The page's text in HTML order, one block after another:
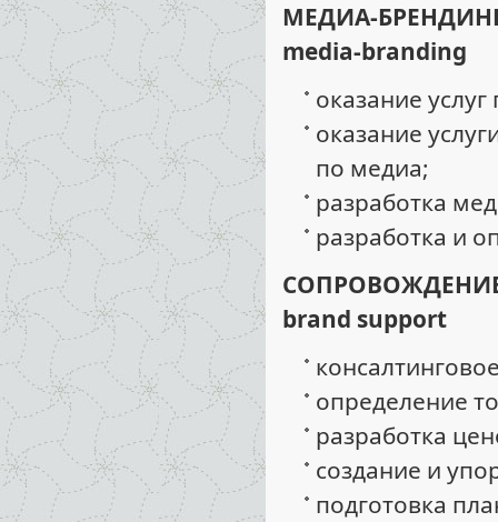
МЕДИА-
media-branding
оказание
оказание
по медиа;
разработка
разработка и
brand support
определение
разработка
создание и
подготовка